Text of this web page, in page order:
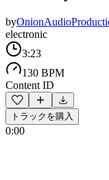
by
electronic
3:23
130 BPM
Content ID
トラックを購入
0:00